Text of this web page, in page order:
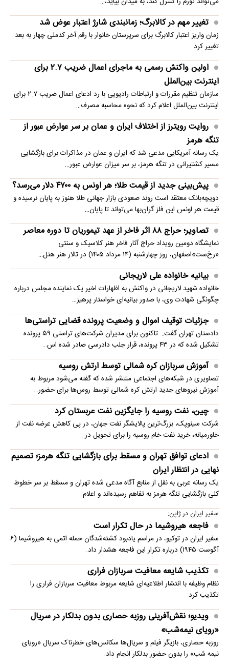
تغییر مهم در کالابرگ؛ زمانبندی‌ شارژ اعتبار عوض شد
زمان واریز اعتبار کالابرگ برای سرپرستان خانوار با رقم آخر کدملی چهار به بعد
تغییر کرد
اولین واکنش رسمی به ماجرای اعمال ضریب ۲.۷ برای
اینترنت بین‌الملل
سازمان تنظیم مقررات و ارتباطات رادیویی با رد ادعای اعمال ضریب ۲.۷ برای
اینترنت بین‌الملل اعلام کرد که نحوه محاسبه مصرف…
روایت رویترز از اختلاف ایران و عمان بر سر عوارض عبور از
تنگه هرمز
یک رسانه آمریکایی مدعی شد که ایران و عمان در مذاکرات برای بازگشایی
مسیر کشتیرانی در تنگه هرمز، بر سر میزان عوارض عبور…
پیش‌بینی جدید از قیمت طلا؛ هر اونس به ۴۷۰۰ دلار می‌رسد؟
دویچه‌بانک معتقد است روند صعودی بازار جهانی طلا هنوز به پایان نرسیده و
قیمت هر اونس این فلز گران‌بها می‌تواند تا پایان…
تصاویر؛ حراج ۸۸ اثر فاخر از عهد تیموریان تا دوره معاصر
نمایشگاه دومین رویداد حراج آثار فاخر هنر کلاسیک و سنتی
«رخ‌ست»اصفهان، روز چهارشنبه (۱۴ مرداد ۱۴۰۵) در تالار هنر هتل…
بیانیه خانواده علی لاریجانی
خانواده شهید لاریجانی در واکنش به اظهارات اخیر یک نماینده مجلس درباره
چگونگی شهادت وی، با صدور بیانیه‌ای خواستار پرهیز…
جزئیات توقیف اموال و وضعیت پرونده قضایی تراستی‌ها
دادستان تهران گفت: تاکنون برای مدیران شرکت‌های تراستی ۵۹ پرونده
تشکیل شده که در ۴۳ پرونده، قرار جلب دادرسی صادر شده اس…
آموزش سربازان کره شمالی توسط ارتش روسیه
تصاویری در شبکه‌های اجتماعی منتشر شده که گفته می‌شود مربوط به
آموزش نیروهای جدید ارتش کره شمالی توسط روس‌ها برای حضور…
چین، نفت روسیه را جایگزین نفت عربستان کرد
شرکت سینوپک، بزرگ‌ترین پالایشگر نفت جهان، در پی کاهش عرضه نفت از
خاورمیانه، خرید نفت خام روسیه را برای تحویل در…
ادعای توافق تهران و مسقط برای بازگشایی تنگه هرمز؛ تصمیم
نهایی در انتظار ایران
یک رسانه عربی به نقل از منابع آگاه مدعی شده تهران و مسقط بر سر خطوط
کلی بازگشایی تنگه هرمز به تفاهم رسیده‌اند و اعلام…
سفیر ایران در ژاپن:
فاجعه هیروشیما در حال تکرار است
سفیر ایران در توکیو، در مراسم یادبود کشته‌شدگان حمله اتمی به هیروشیما (۶
آگوست ۱۹۴۵) درباره تکرار این فاجعه هشدار داد.
تکذیب شایعه معافیت سربازان فراری
نظام وظیفه با انتشار اطلاعیه‌ای شایعه مربوط معافیت سربازان فراری را
تکذیب کرد.
ویدیو؛ نقش‌آفرینی روزبه حصاری بدون بدلکار در سریال
«رویای نیمه‌شب»
روزبه حصاری، بازیگر فیلم و سریال‌ها سکانس‌های خطرناک سریال «رویای
نیمه شب» را بدون حضور بدلکار انجام داد.